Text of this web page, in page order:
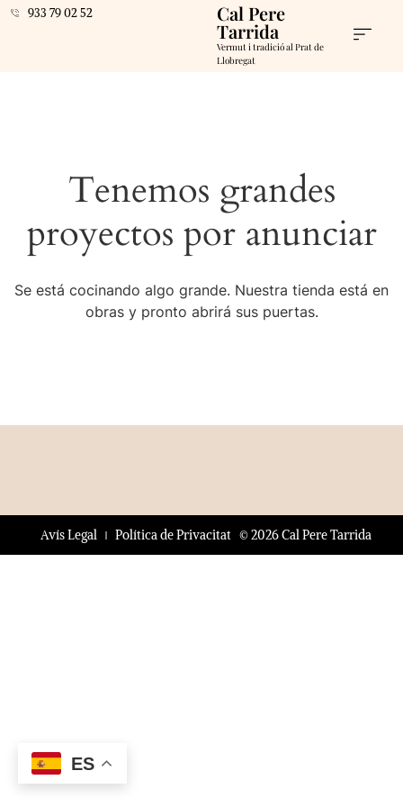
933 79 02 52 Cal Pere
Tarrida
Vermut i tradició al Prat de
Llobregat
Tenemos grandes
proyectos por anunciar
Se está cocinando algo grande. Nuestra tienda está en
obras y pronto abrirá sus puertas.
© 2026 Cal Pere Tarrida
Avís Legal Política de Privacitat
ES